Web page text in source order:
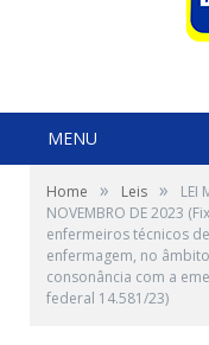
MENU
Home » Leis »
LEI
NOVEMBRO DE 2023
enfermeiros técnicos
enfermagem, no
consonância com a
federal 14.581/23)